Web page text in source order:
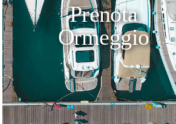
Prenota
Ormeggio